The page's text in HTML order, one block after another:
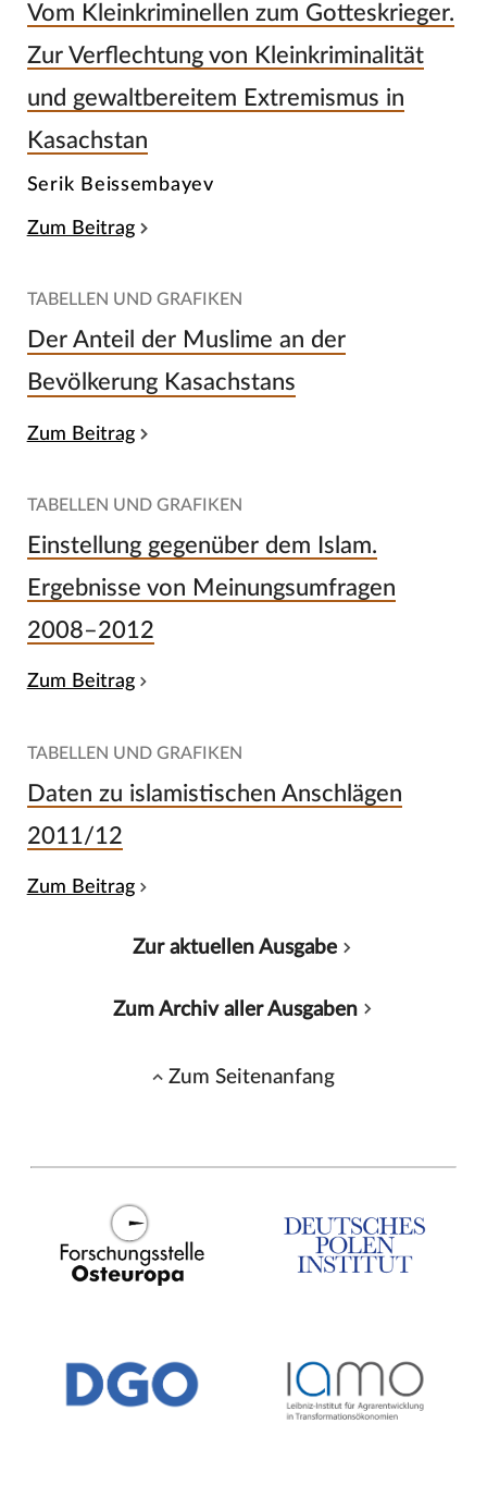
Vom Kleinkriminellen zum Gotteskrieger.
Zur Verflechtung von Kleinkriminalität
und gewaltbereitem Extremismus in
Kasachstan
Serik Beissembayev
Zum Beitrag
TABELLEN UND GRAFIKEN
Der Anteil der Muslime an der
Bevölkerung Kasachstans
Zum Beitrag
TABELLEN UND GRAFIKEN
Einstellung gegenüber dem Islam.
Ergebnisse von Meinungsumfragen
2008–2012
Zum Beitrag
TABELLEN UND GRAFIKEN
Daten zu islamistischen Anschlägen
2011/12
Zum Beitrag
Zur aktuellen Ausgabe
Zum Archiv aller Ausgaben
Zum Seitenanfang